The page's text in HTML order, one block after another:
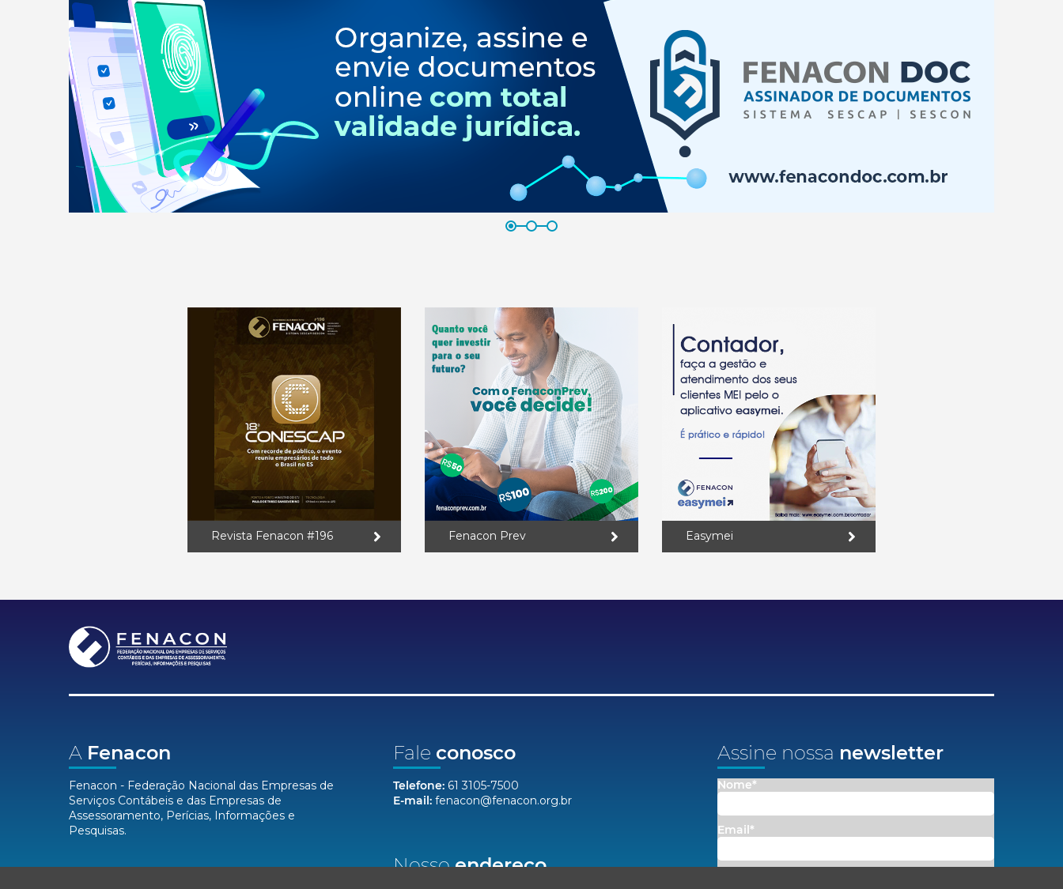
Revista Fenacon #196 Fenacon Prev Easymei
A Fenacon
Fenacon - Federação Nacional das Empresas de
Serviços Contábeis e das Empresas de
Assessoramento, Perícias, Informações e
Pesquisas.
Fale conosco
Telefone: 61 3105-7500
E-mail: fenacon@fenacon.org.br
Nossoendereço
Assine nossa newsletter
Nome*
Email*